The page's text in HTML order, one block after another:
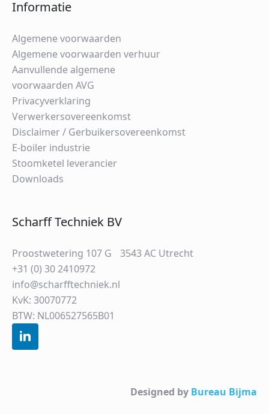
Informatie
Algemene voorwaarden
Algemene voorwaarden verhuur
Aanvullende algemene
voorwaarden AVG
Privacyverklaring
Verwerkersovereenkomst
Disclaimer / Gerbuikersovereenkomst
E-boiler industrie
Stoomketel leverancier
Downloads
Scharff Techniek BV
Proostwetering 107 G 3543 AC Utrecht
+31 (0) 30 2410972
info@scharfftechniek.nl
KvK: 30070772
BTW: NL006527565B01
Designed by Bureau Bijma